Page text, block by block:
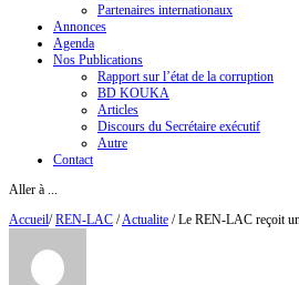
Partenaires internationaux
Annonces
Agenda
Nos Publications
Rapport sur l’état de la corruption
BD KOUKA
Articles
Discours du Secrétaire exécutif
Autre
Contact
Aller à ...
Accueil/ REN-LAC /Actualite / Le REN-LAC reçoit